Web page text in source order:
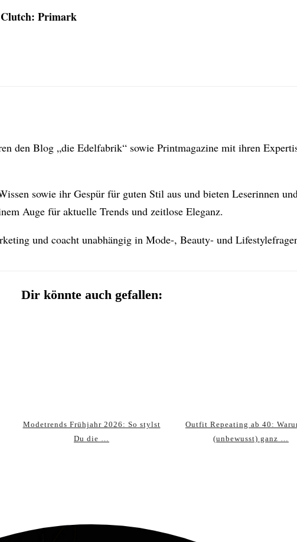
Primark
den Blog „die Edelfabrik“ sowie Printmagazine mit ihren
sowie ihr Gespür für guten Stil aus und bieten Leserinnen
Auge für aktuelle Trends und zeitlose Eleganz.
und coacht unabhängig in Mode-, Beauty- und
Dir könnte auch gefallen:
Modetrends Frühjahr 2026: So stylst
Du die …
Outfit Repeating ab 40:
(unbewusst) ganz …